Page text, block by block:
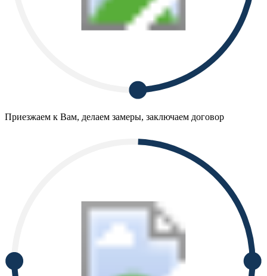
Приезжаем к Вам, делаем замеры, заключаем договор